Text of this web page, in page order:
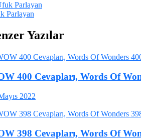
Parlayan
Yazılar
400 Cevapları, Words Of
2022
398 Cevapları, Words Of